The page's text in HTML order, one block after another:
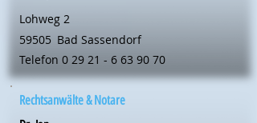
Lohweg 2
59505 Bad Sassendorf
Telefon 0 29 21 - 6 63 90 70
Rechtsanwälte & Notare